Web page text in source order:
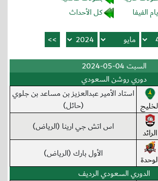
الفيفا
كل الأحداث
السبت 04-05-2024
دوري روشن السعودي
استاد الأمير عبدالعزيز بن مساعد بن جلوي
(حائل)
الرائد اس اتش جي ارينا (الرياض)
الأول بارك (الرياض)
الدوري السعودي الرديف